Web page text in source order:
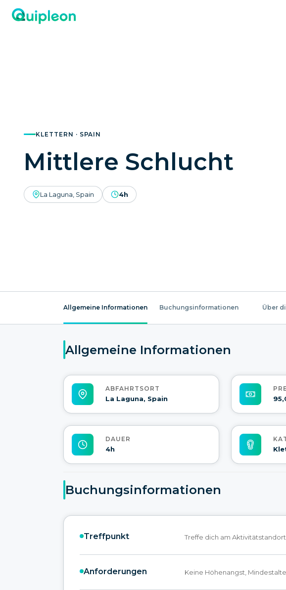
KLETTERN · SPAIN
Mittlere Schlucht
La Laguna, Spain 4h
Allgemeine Informationen Buchungsinformationen Über
Allgemeine Informationen
ABFAHRTSORT
La Laguna, Spain
DAUER
4h
Buchungsinformationen
Treffpunkt Treffe dich am
Anforderungen Keine Höhenangst,